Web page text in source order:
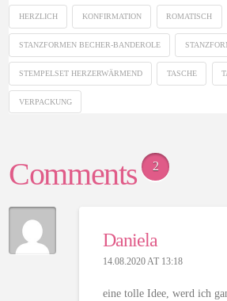
HERZLICH KONFIRMATION ROMATISCH
STANZFORMEN BECHER-BANDEROLE
STEMPELSET HERZERWÄRMEND TASCHE
VERPACKUNG
Comments 2
Daniela
14.08.2020 AT 13:18
eine tolle Idee, werd ich